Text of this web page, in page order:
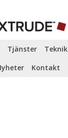
Tjänster Teknik
Kontakt